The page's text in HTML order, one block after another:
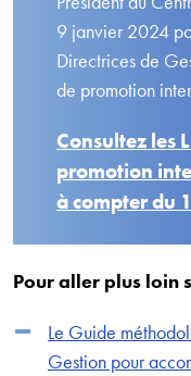
9 janvier 2024
Directrices de
de promotion
Consultez les
promotion
à compter du
Pour aller plus loin
Le Guide
Gestion pour